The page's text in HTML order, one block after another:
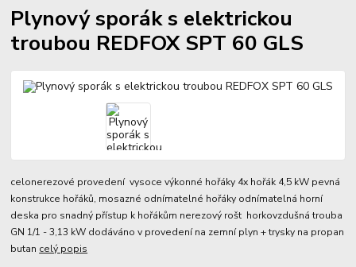
Plynový sporák s elektrickou
troubou REDFOX SPT 60 GLS
celonerezové provedení vysoce výkonné hořáky 4x hořák 4,5 kW pevná
konstrukce hořáků, mosazné odnímatelné hořáky odnímatelná horní
deska pro snadný přístup k hořákům nerezový rošt horkovzdušná trouba
GN 1/1 - 3,13 kW dodáváno v provedení na zemní plyn + trysky na propan
butan celý popis